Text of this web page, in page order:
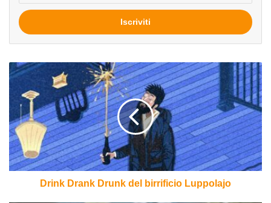
tua
mail
Drink
Drank
Drunk
birrificio
Luppolajo
Drink Drank Drunk del birrificio Luppolajo